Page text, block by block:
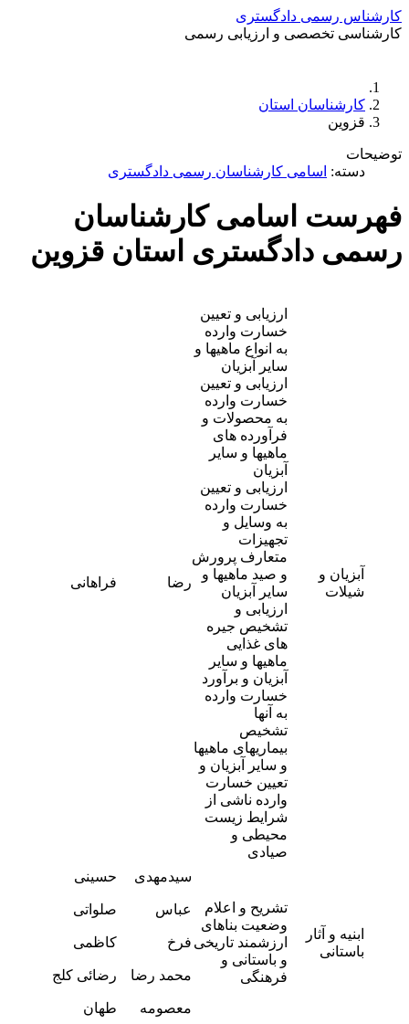
کارشناس رسمی دادگستری
کارشناسی تخصصی و ارزیابی رسمی
کارشناسان استان
قزوین
توضیحات
دسته: اسامی کارشناسان رسمی دادگستری
فهرست اسامی کارشناسان
رسمی دادگستری استان قزوین
آبزیان و
شیلات
ارزیابی و تعیین
خسارت وارده
به انواع ماهیها و
سایر آبزیان
ارزیابی و تعیین
خسارت وارده
به محصولات و
فرآورده های
ماهیها و سایر
آبزیان
ارزیابی و تعیین
خسارت وارده
به وسایل و
تجهیزات
متعارف پرورش
و صید ماهیها و
سایر آبزیان
ارزیابی و
تشخیص جیره
های غذایی
ماهیها و سایر
آبزیان و برآورد
خسارت وارده
به آنها
تشخیص
بیماریهای ماهیها
و سایر آبزیان و
تعیین خسارت
وارده ناشی از
شرایط زیست
محیطی و
صیادی
رضا فراهانی
ابنیه و آثار
باستانی
تشریح و اعلام
وضعیت بناهای
ارزشمند تاریخی
و باستانی و
فرهنگی
سیدمهدی حسینی
عباس
صلواتی
فرخ
کاظمی
محمد رضا
رضائی کلج
معصومه
طهان